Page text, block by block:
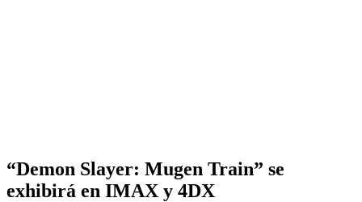
“Demon Slayer: Mugen Train” se
exhibirá en IMAX y 4DX